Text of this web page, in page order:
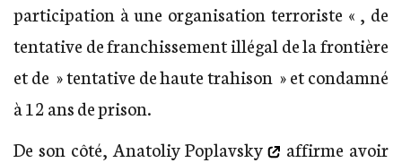
participation à une organisation terroriste « , de
tentative de franchissement illégal de la frontière
et de » tentative de haute trahison » et condamné
à 12 ans de prison.
De son côté, Anatoliy Poplavsky
affirme avoir